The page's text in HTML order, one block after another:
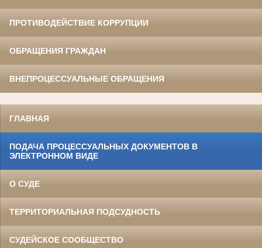
ПРОТИВОДЕЙСТВИЕ КОРРУПЦИИ
ОБРАЩЕНИЯ ГРАЖДАН
ВНЕПРОЦЕССУАЛЬНЫЕ ОБРАЩЕНИЯ
ГЛАВНАЯ
ПОДАЧА ПРОЦЕССУАЛЬНЫХ ДОКУМЕНТОВ В
ЭЛЕКТРОННОМ ВИДЕ
О СУДЕ
ТЕРРИТОРИАЛЬНАЯ ПОДСУДНОСТЬ
СУДЕЙСКОЕ СООБЩЕСТВО